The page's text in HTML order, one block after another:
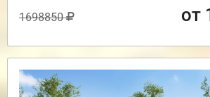
1698850 от